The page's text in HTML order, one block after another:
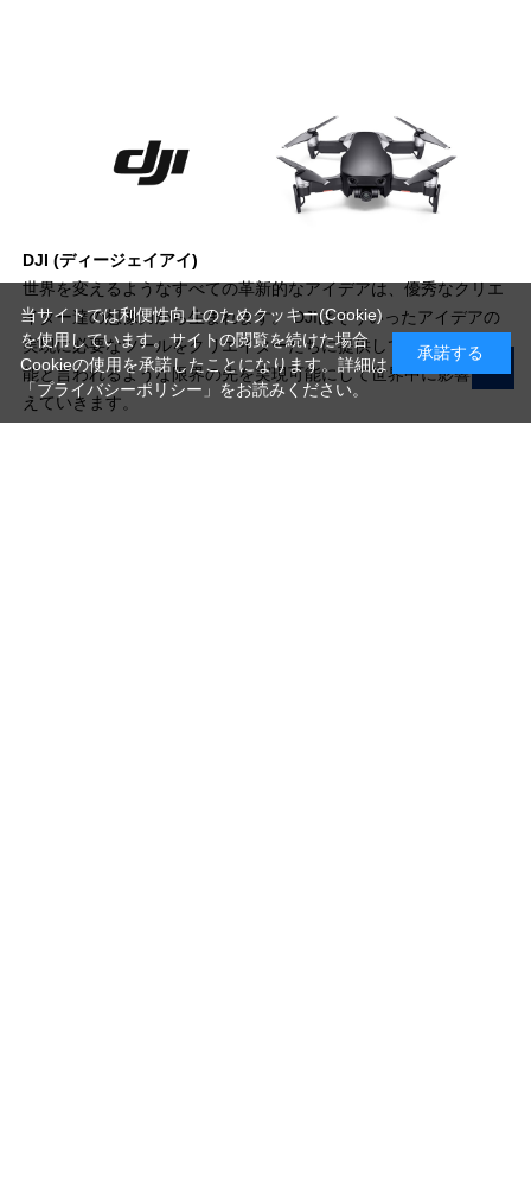
DJI (ディージェイアイ)
世界を変えるようなすべての革新的なアイデアは、優秀なクリエ
イター達の想像力から生まれます。 DJIはそういったアイデアの
実現に必要なツールをクリエイターたちに提供しています。不可
能と言われるような限界の先を実現可能にして世界中に影響を与
えていきます。
当サイトでは利便性向上のためクッキー(Cookie)
を使用しています。サイトの閲覧を続けた場合
Cookieの使用を承諾したことになります。詳細は
「プライバシーポリシー」 をお読みください。
承諾する